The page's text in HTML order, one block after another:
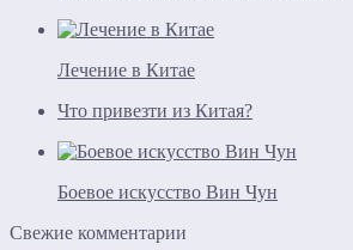
Лечение в Китае
Что привезти из Китая?
Боевое искусство Вин Чун
Свежие комментарии